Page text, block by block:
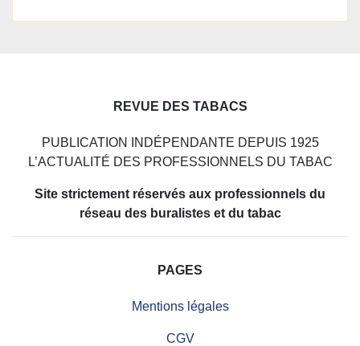
REVUE DES TABACS
PUBLICATION INDÉPENDANTE DEPUIS 1925
L’ACTUALITÉ DES PROFESSIONNELS DU TABAC
Site strictement réservés aux professionnels du
réseau des buralistes et du tabac
PAGES
Mentions légales
CGV